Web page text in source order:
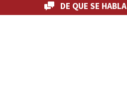
DE QUE SE HABLA